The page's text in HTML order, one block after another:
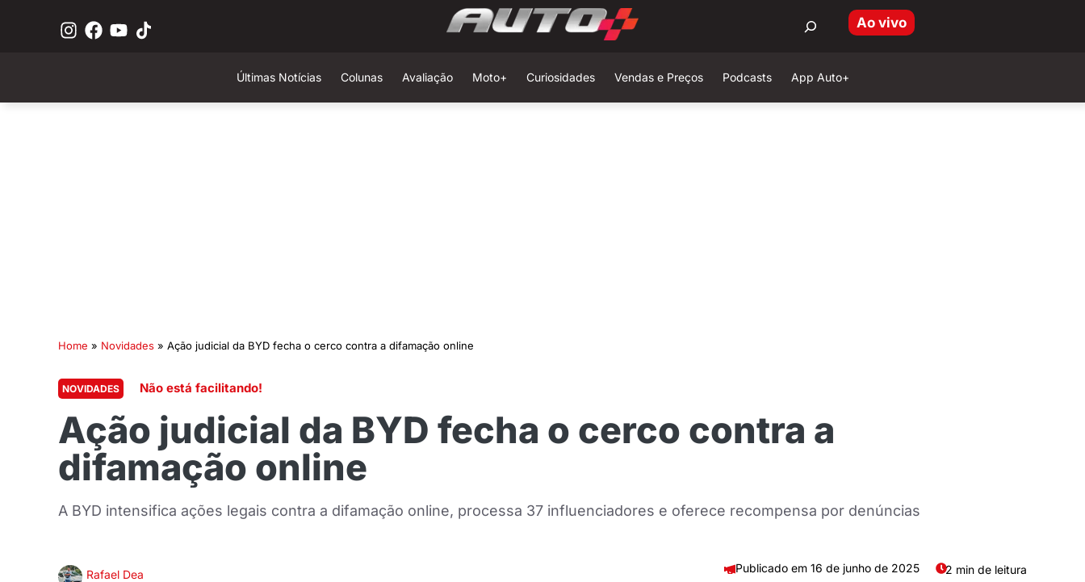
Ao vivo
Últimas Notícias Colunas Avaliação Moto+ Curiosidades Vendas e Preços Podcasts App Auto+
Home » Novidades » Ação judicial da BYD fecha o cerco contra a difamação online
NOVIDADES Não está facilitando!
Ação judicial da BYD fecha o cerco contra a
difamação online
A BYD intensifica ações legais contra a difamação online, processa 37 influenciadores e oferece recompensa por denúncias
Rafael Dea 16 de junho de 2025 2 min de leitura